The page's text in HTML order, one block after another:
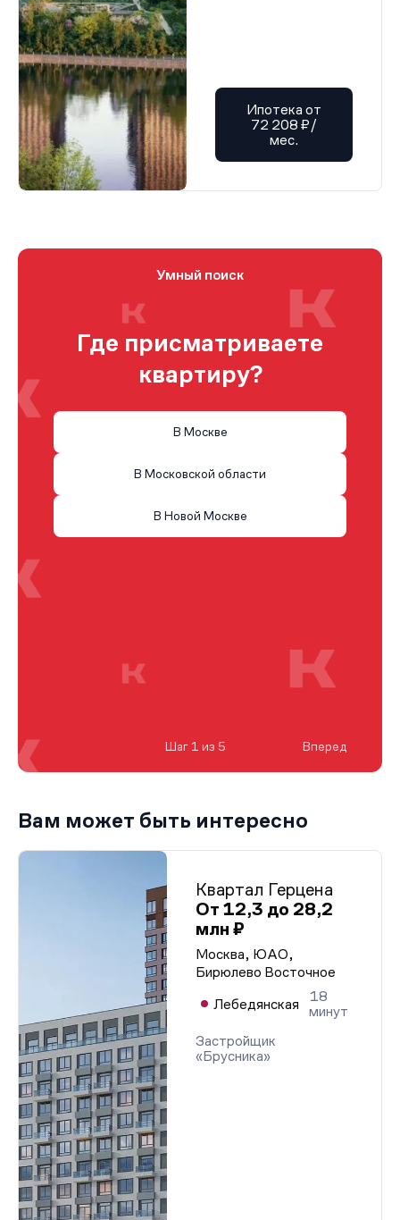
Ипотека от
72 208 ₽/
мес.
Умный поиск
Где присматриваете
квартиру?
В Москве
В Московской области
В Новой Москве
Шаг 1 из 5 Вперед
Вам может быть интересно
Квартал Герцена
От 12,3 до 28,2
млн ₽
Москва, ЮАО,
Бирюлево Восточное
Лебедянская
18
минут
Застройщик
«Брусника»